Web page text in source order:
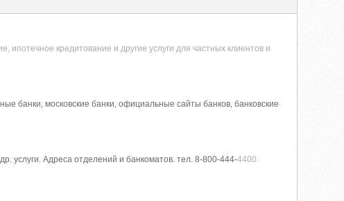
ипотечное кредитование и другие услуги для частных клиентов и
банки, московские банки, официальные сайты банков, банковские
услуги. Адреса отделений и банкоматов. тел. 8-800-444-4400.